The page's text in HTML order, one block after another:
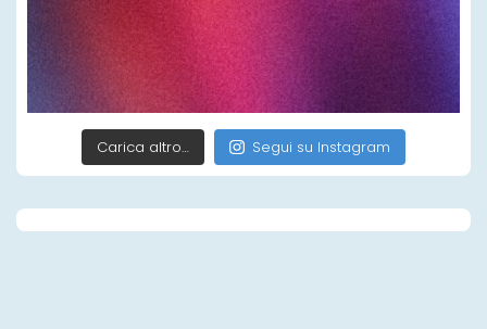
Carica altro… Segui su Instagram